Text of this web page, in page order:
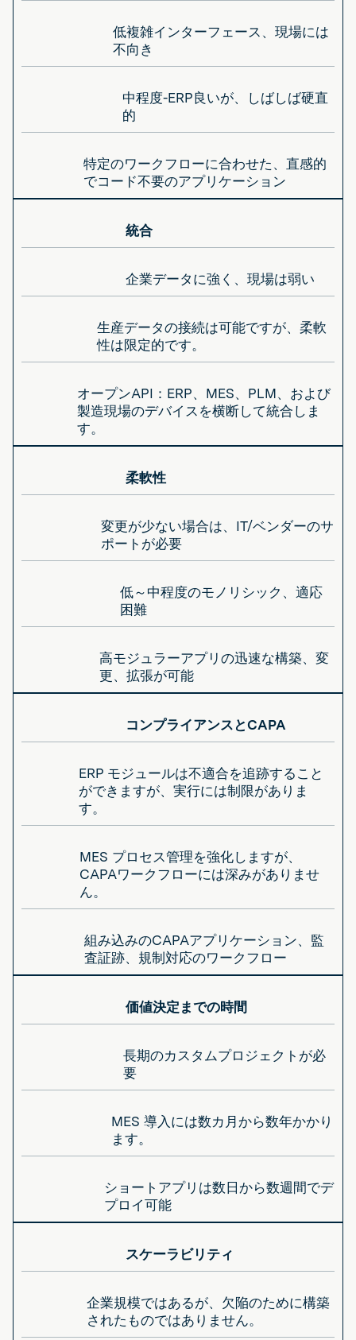
低複雑インターフェース、現場には
不向き
中程度-ERP良いが、しばしば硬直
的
特定のワークフローに合わせた、直感的
でコード不要のアプリケーション
統合
企業データに強く、現場は弱い
生産データの接続は可能ですが、柔軟
性は限定的です。
オープンAPI：ERP、MES、PLM、および
製造現場のデバイスを横断して統合しま
す。
柔軟性
変更が少ない場合は、IT/ベンダーのサ
ポートが必要
低～中程度のモノリシック、適応
困難
高モジュラーアプリの迅速な構築、変
更、拡張が可能
コンプライアンスとCAPA
ERP モジュールは不適合を追跡すること
ができますが、実行には制限がありま
す。
MES プロセス管理を強化しますが、
CAPAワークフローには深みがありませ
ん。
組み込みのCAPAアプリケーション、監
査証跡、規制対応のワークフロー
価値決定までの時間
長期のカスタムプロジェクトが必
要
MES 導入には数カ月から数年かかり
ます。
ショートアプリは数日から数週間でデ
プロイ可能
スケーラビリティ
企業規模ではあるが、欠陥のために構築
されたものではありません。